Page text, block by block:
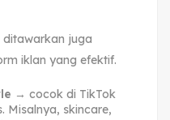
juga
iklan yang efektif.
→ cocok di TikTok
Misalnya, skincare,